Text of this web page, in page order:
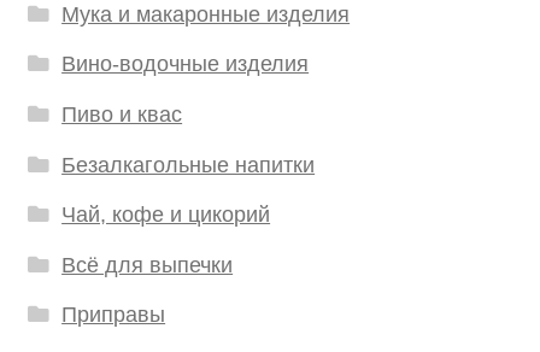
Мука и макаронные изделия
Вино-водочные изделия
Пиво и квас
Безалкагольные напитки
Чай, кофе и цикорий
Всё для выпечки
Приправы